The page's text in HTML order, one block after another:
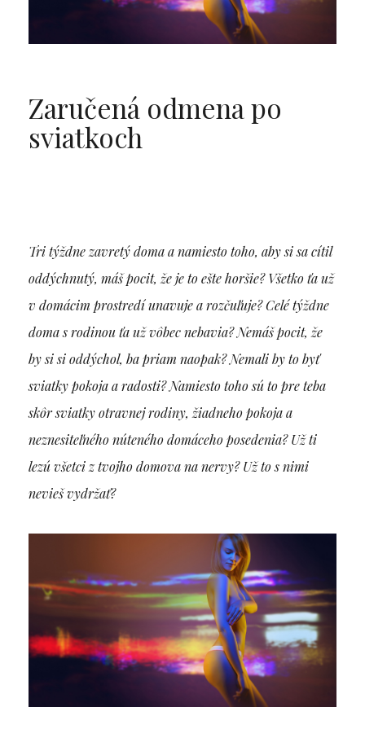
Zaručená odmena po
sviatkoch
Tri týždne zavretý doma a namiesto toho, aby si sa cítil
oddýchnutý, máš pocit, že je to ešte horšie? Všetko ťa už
v domácim prostredí unavuje a rozčuľuje? Celé týždne
doma s rodinou ťa už vôbec nebavia? Nemáš pocit, že
by si si oddýchol, ba priam naopak? Nemali by to byť
sviatky pokoja a radosti? Namiesto toho sú to pre teba
skôr sviatky otravnej rodiny, žiadneho pokoja a
neznesiteľného núteného domáceho posedenia? Už ti
lezú všetci z tvojho domova na nervy? Už to s nimi
nevieš vydržať?